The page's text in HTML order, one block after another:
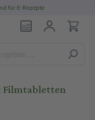
für E-Rezepte
Filmtabletten